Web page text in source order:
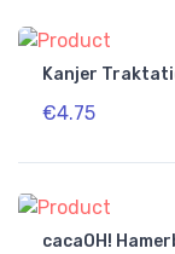
Kanjer
€4.75
cacaOH!